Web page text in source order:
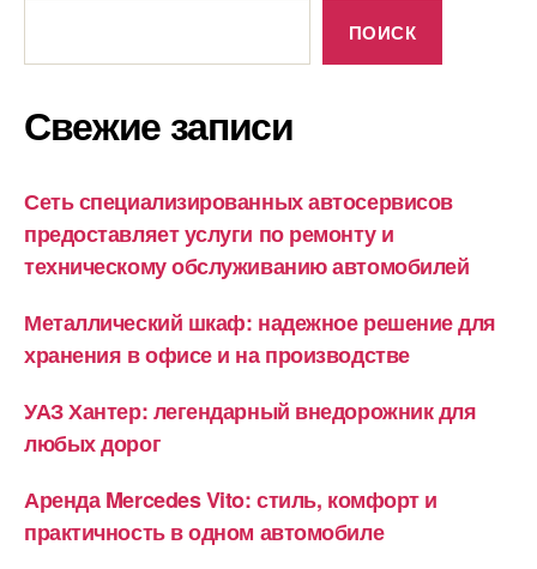
ПОИСК
Свежие записи
Сеть специализированных автосервисов
предоставляет услуги по ремонту и
техническому обслуживанию автомобилей
Металлический шкаф: надежное решение для
хранения в офисе и на производстве
УАЗ Хантер: легендарный внедорожник для
любых дорог
Аренда Mercedes Vito: стиль, комфорт и
практичность в одном автомобиле